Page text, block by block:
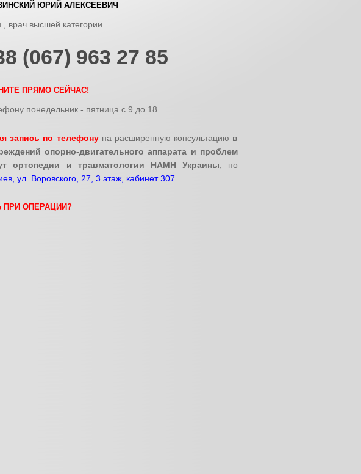
ЮРИЙ АЛЕКСЕЕВИЧ
врач высшей категории.
(067) 963 27 85
ПРЯМО СЕЙЧАС!
понедельник - пятница с 9 до 18.
запись по телефонуна расширенную консультацию в
опорно-двигательного аппарата и проблем
ортопедии и травматологии НАМН Украины , по
ул. Воровского, 27, 3 этаж, кабинет 307.
ПРИ ОПЕРАЦИИ?